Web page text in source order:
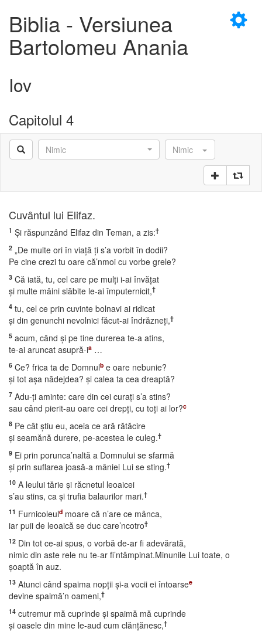
×
Biblia - Versiunea
Bartolomeu Anania
Iov
Capitolul 4
Nimic Nimic
Cuvântul lui Elifaz.
1 Şi răspunzând Elifaz din Teman, a zis:†
2 „De multe ori în viaţă ţi s’a vorbit în dodii?
Pe cine crezi tu oare că’nmoi cu vorbe grele?
3 Că iată, tu, cel care pe mulţi i-ai învăţat
şi multe mâini slăbite le-ai împuternicit,†
4 tu, cel ce prin cuvinte bolnavi ai ridicat
şi din genunchi nevolnici făcut-ai îndrăzneţi,†
5 acum, când şi pe tine durerea te-a atins,
te-ai aruncat asupră-ia …
6 Ce? frica ta de Domnulb e oare nebunie?
şi tot aşa nădejdea? şi calea ta cea dreaptă?
7 Adu-ţi aminte: care din cei curaţi s’a stins?
sau când pierit-au oare cei drepţi, cu toţi ai lor?c
8 Pe cât ştiu eu, aceia ce ară rătăcire
şi seamănă durere, pe-acestea le culeg.†
9 Ei prin porunca’naltă a Domnului se sfarmă
şi prin suflarea joasă-a mâniei Lui se sting.†
10 A leului tărie şi răcnetul leoaicei
s’au stins, ca şi trufia balaurilor mari.†
11 Furnicoleuld moare că n’are ce mânca,
iar puii de leoaică se duc care’ncotro†
12 Din tot ce-ai spus, o vorbă de-ar fi adevărată,
nimic din aste rele nu te-ar fi’ntâmpinat.Minunile Lui toate, o
şoaptă în auz.
13 Atunci când spaima nopţii şi-a vocii ei întoarsee
devine spaimă’n oameni,†
14 cutremur mă cuprinde şi spaimă mă cuprinde
şi oasele din mine le-aud cum clănţănesc,†